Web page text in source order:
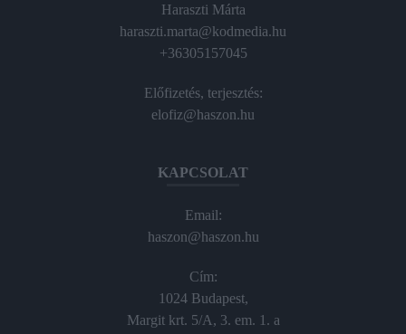
Haraszti Márta
haraszti.marta@kodmedia.hu
+36305157045
Előfizetés, terjesztés:
elofiz@haszon.hu
KAPCSOLAT
Email:
haszon@haszon.hu
Cím:
1024 Budapest,
Margit krt. 5/A, 3. em. 1. a